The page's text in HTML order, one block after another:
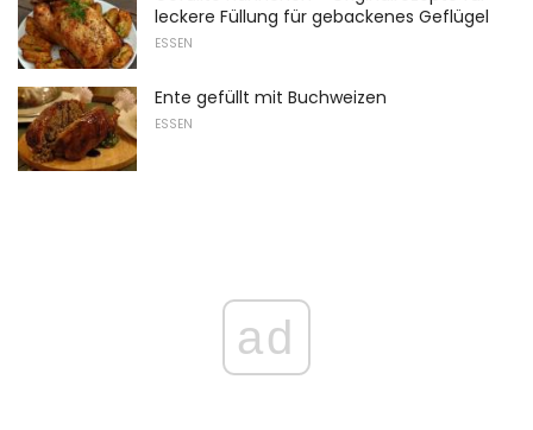
leckere Füllung für gebackenes Geflügel
ESSEN
Ente gefüllt mit Buchweizen
ESSEN
ad